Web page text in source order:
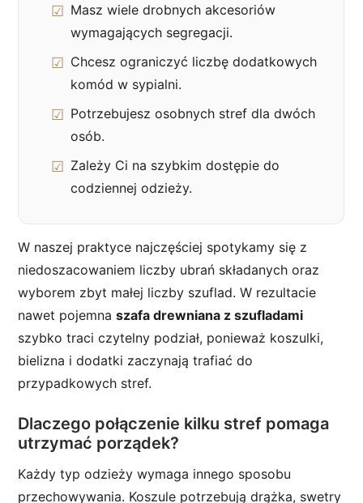
Masz wiele drobnych akcesoriów
wymagających segregacji.
Chcesz ograniczyć liczbę dodatkowych
komód w sypialni.
Potrzebujesz osobnych stref dla dwóch
osób.
Zależy Ci na szybkim dostępie do
codziennej odzieży.
W naszej praktyce najczęściej spotykamy się z
niedoszacowaniem liczby ubrań składanych oraz
wyborem zbyt małej liczby szuflad. W rezultacie
nawet pojemnaszafa drewniana z szufladami
szybko traci czytelny podział, ponieważ koszulki,
bielizna i dodatki zaczynają trafiać do
przypadkowych stref.
Dlaczego połączenie kilku stref pomaga
utrzymać porządek?
Każdy typ odzieży wymaga innego sposobu
przechowywania. Koszule potrzebują drążka, swetry